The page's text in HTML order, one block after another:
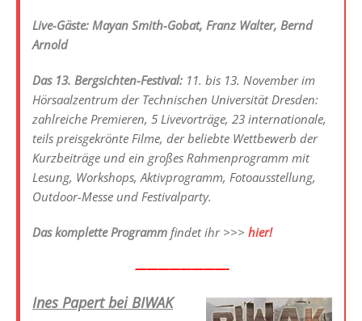
Live-Gäste: Mayan Smith-Gobat, Franz Walter, Bernd
Arnold
Das 13. Bergsichten-Festival: 11. bis 13. November im
Hörsaalzentrum der Technischen Universität Dresden:
zahlreiche Premieren, 5 Livevorträge, 23 internationale,
teils preisgekrönte Filme, der beliebte Wettbewerb der
Kurzbeiträge und ein großes Rahmenprogramm mit
Lesung, Workshops, Aktivprogramm, Fotoausstellung,
Outdoor-Messe und Festivalparty.
Das komplette Programm findet ihr >>> hier!
————————-
Ines Papert bei BIWAK